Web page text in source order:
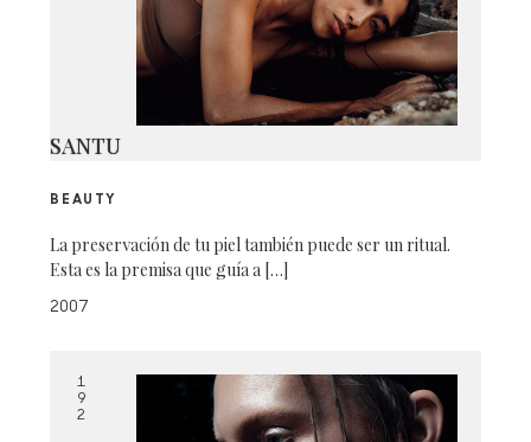
SANTU
BEAUTY
La preservación de tu piel también puede ser un ritual.
Esta es la premisa que guía a […]
2007
1
9
2